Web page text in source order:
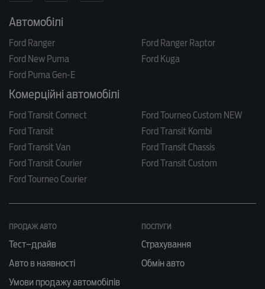
Автомобілі
Ford Ranger
Ford Ranger Raptor
Ford New Puma
Ford Kuga
Ford Puma Gen-E
Комерційні автомобілі
Ford Transit Connect
Ford Tourneo Custom NEW
Ford Transit
Ford Transit Kombi
Ford Transit Van
Ford Transit Chassis
Ford Transit Courier
Ford Transit Custom
Ford Tourneo Courier
ПРОДАЖ АВТО
Тест–драйв
Авто в наявності
Умови продажу автомобілів
ПОСЛУГИ
Страхування
Обмін авто